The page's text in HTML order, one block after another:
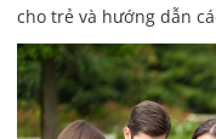
cho trẻ và hướng dẫn